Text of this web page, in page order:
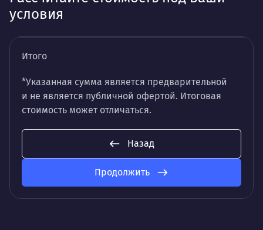
условия
Итого
*Указанная сумма является предварительной
и не является публичной офертой. Итоговая
стоимость может отличаться.
Назад
Продолжить